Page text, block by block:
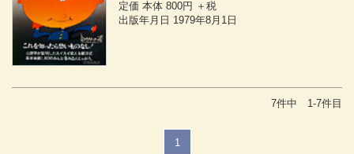
定価 本体 800円 ＋税
出版年月日 1979年8月1日
7件中 1-7件目
1